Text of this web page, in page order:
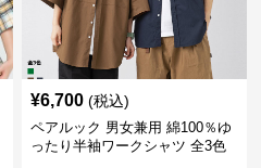
¥6,700 (税込)
ペアルック 男女兼用 綿100％ゆ
ったり半袖ワークシャツ 全3色